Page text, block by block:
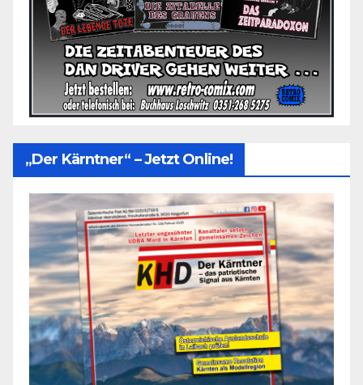
„Der Kärntner“ – Jetzt Online!